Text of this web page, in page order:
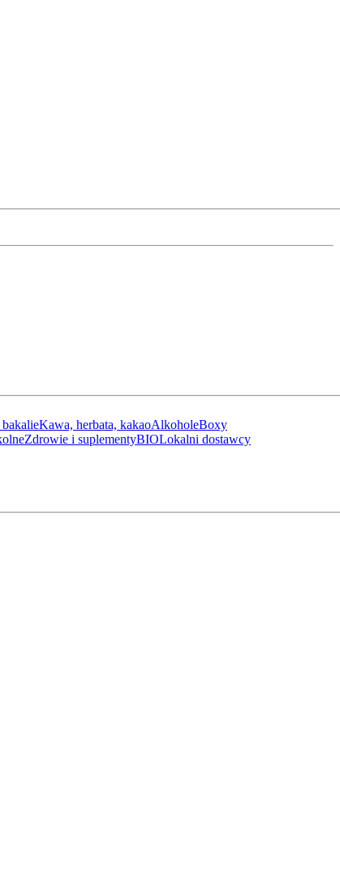
bakalieKawa, herbata, kakaoAlkoholeBoxy
Zdrowie i suplementyBIOLokalni dostawcy